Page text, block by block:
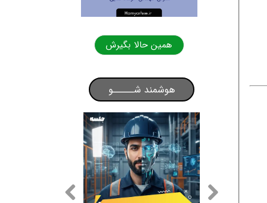
همین حالا بگیرش
هوشمند شـــــو